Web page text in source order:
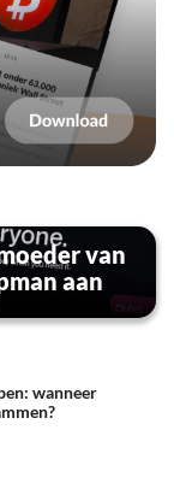
van
aan
wanneer